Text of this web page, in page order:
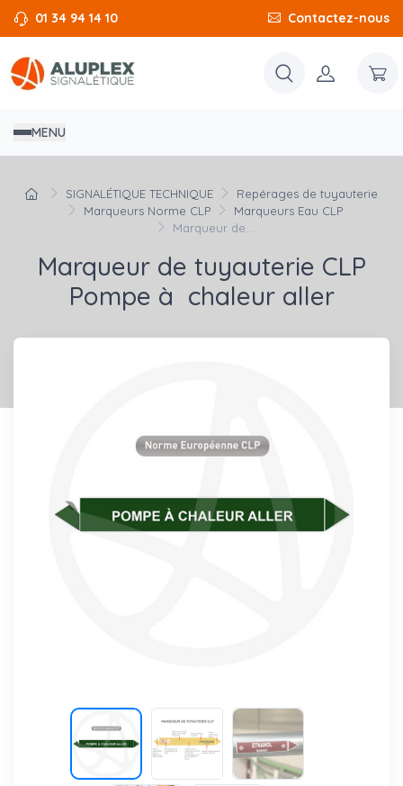
01 34 94 14 10 Contactez-nous
MENU
SIGNALÉTIQUE TECHNIQUE
Repérages de tuyauterie
Marqueurs Norme CLP
Marqueurs Eau CLP
Marqueur de...
Marqueur de tuyauterie CLP
Pompe à chaleur aller